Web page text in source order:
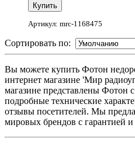
Артикул: mrc-1168475
Сортировать по:
Вы можете купить Фотон
интернет магазине 'Мир
магазине представлены Фотон
подробные технические
отзывы посетителей. Мы
мировых брендов с гарантией и